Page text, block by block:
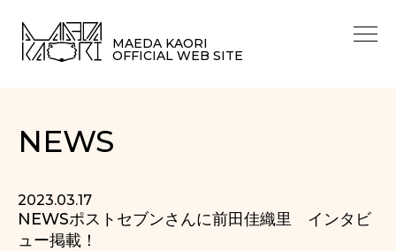
MAEDA KAORI
OFFICIAL WEB SITE
NEWS
2023.03.17
NEWSポストセブンさんに前田佳織里 インタビ
ュー掲載！